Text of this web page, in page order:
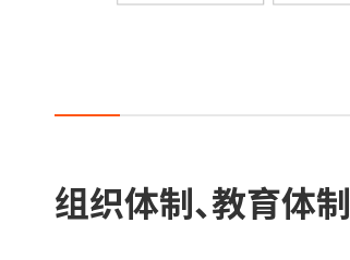
组织体制、教育体制